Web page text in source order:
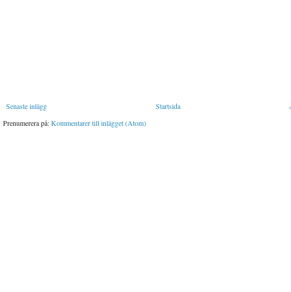
Senaste inlägg
Startsida
Prenumerera på:Kommentarer till inlägget (Atom)